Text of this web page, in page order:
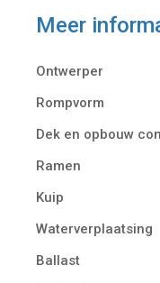
Meer
Ontwerper
Rompvorm
Dek en opbouw
Ramen
Kuip
Waterverplaatsing
Ballast